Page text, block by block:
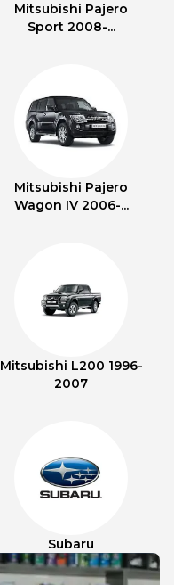
Mitsubishi Pajero
Sport 2008-...
Mitsubishi Pajero
Wagon IV 2006-...
Mitsubishi L200 1996-
2007
Subaru